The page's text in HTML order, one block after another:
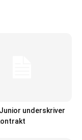
underskriver